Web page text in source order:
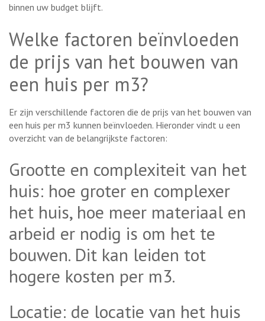
binnen uw budget blijft.
Welke factoren beïnvloeden
de prijs van het bouwen van
een huis per m3?
Er zijn verschillende factoren die de prijs van het bouwen van
een huis per m3 kunnen beïnvloeden. Hieronder vindt u een
overzicht van de belangrijkste factoren:
Grootte en complexiteit van het
huis: hoe groter en complexer
het huis, hoe meer materiaal en
arbeid er nodig is om het te
bouwen. Dit kan leiden tot
hogere kosten per m3.
Locatie: de locatie van het huis